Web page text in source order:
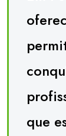
que